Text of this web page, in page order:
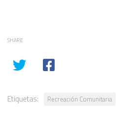
SHARE
Etiquetas: Recreación Comunitaria